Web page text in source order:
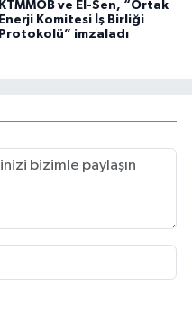
KTMMOB ve El-Sen, “Ortak
Enerji Komitesi İş Birliği
Protokolü” imzaladı